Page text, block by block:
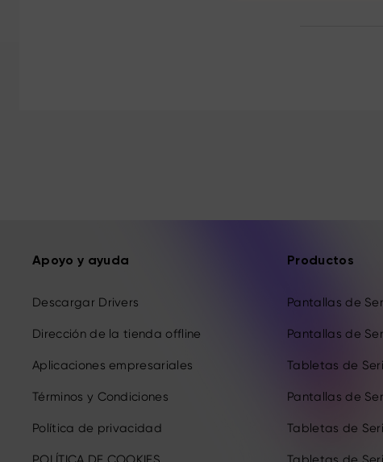
Apoyo y ayuda
Descargar Drivers
Dirección de la tienda offline
Aplicaciones empresariales
Términos y Condiciones
Política de privacidad
Productos
Pantallas de
Pantallas de
Tabletas de
Pantallas de
Tabletas de